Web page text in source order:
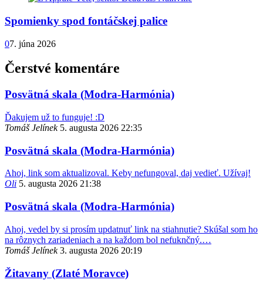
Spomienky spod fontáčskej palice
07. júna 2026
Čerstvé komentáre
Posvätná skala (Modra-Harmónia)
Ďakujem už to funguje! :D
Tomáš Jelínek 5. augusta 2026 22:35
Posvätná skala (Modra-Harmónia)
Ahoj, link som aktualizoval. Keby nefungoval, daj vedieť. Užívaj!
Oli 5. augusta 2026 21:38
Posvätná skala (Modra-Harmónia)
Ahoj, vedel by si prosím updatnuť link na stiahnutie? Skúšal som ho
na rôznych zariadeniach a na každom bol nefuknčný.…
Tomáš Jelínek 3. augusta 2026 20:19
Žitavany (Zlaté Moravce)